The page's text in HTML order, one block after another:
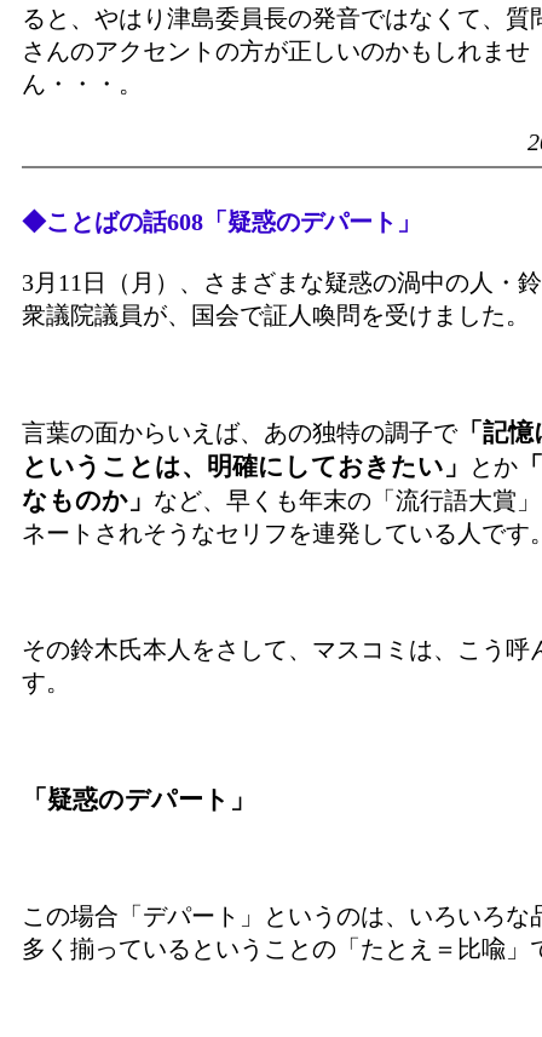
ると、やはり津島委員長の発音ではなくて、質
さんのアクセントの方が正しいのかもしれませ
ん・・・。
◆ことばの話608「疑惑のデパート」
3月11日（月）、さまざまな疑惑の渦中の人・
衆議院議員が、国会で証人喚問を受けました。
言葉の面からいえば、あの独特の調子で「記憶
ということは、明確にしておきたい」
とか
なものか」 など、早くも年末の「流行語大賞
ネートされそうなセリフを連発している人です
その鈴木氏本人をさして、マスコミは、こう呼
す。
「疑惑のデパート」
この場合「デパート」というのは、いろいろな
多く揃っているということの「たとえ＝比喩」